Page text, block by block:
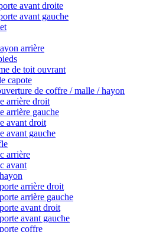
avant droite
avant gauche
arrière
de toit ouvrant
capote
de coffre / malle / hayon
arrière droit
arrière gauche
avant droit
avant gauche
arrière
avant
arrière droit
arrière gauche
avant droit
avant gauche
coffre